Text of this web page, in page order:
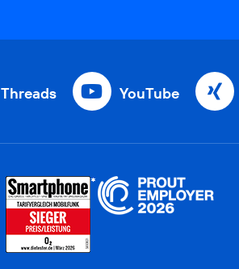
Threads YouTube